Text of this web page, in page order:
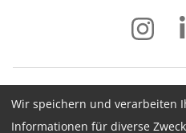
Impressum Datenschutz
Wir speichern und verarbeiten
Informationen für diverse